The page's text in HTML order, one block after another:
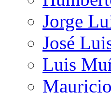
Jorge
José
Luis